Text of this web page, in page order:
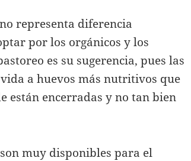
representa diferencia
por los orgánicos y los
es su sugerencia, pues las
a huevos más nutritivos que
están encerradas y no tan bien
muy disponibles para el